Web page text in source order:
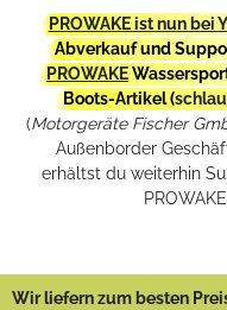
PROWAKE ist nun bei
Abverkauf und
PROWAKE
Boots-Artikel (
(Motorgeräte Fischer
Außenborder
erhältst du weiterhin
Wir liefern zum besten